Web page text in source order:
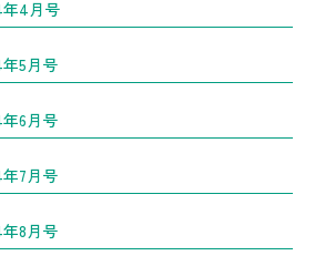
年4月号
年5月号
年6月号
年7月号
年8月号